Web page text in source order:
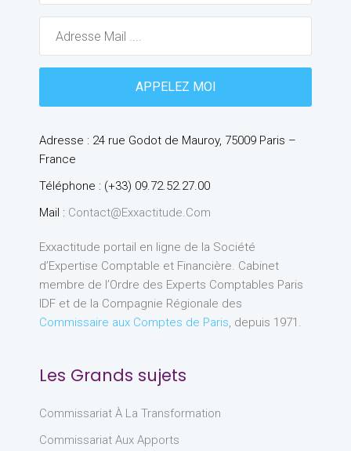
Adresse : 24 rue Godot de Mauroy, 75009 Paris –
France
Téléphone : (+33) 09.72.52.27.00
Mail : Contact@exxactitude.com
Exxactitude portail en ligne de la Société
d’Expertise Comptable et Financière. Cabinet
membre de l’Ordre des Experts Comptables Paris
IDF et de la Compagnie Régionale des
Commissaire aux Comptes de Paris, depuis 1971.
Les Grands sujets
Commissariat À La Transformation
Commissariat Aux Apports